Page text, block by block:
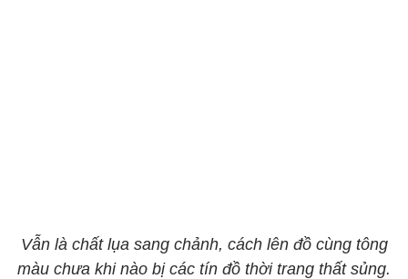
Vẫn là chất lụa sang chảnh, cách lên đồ cùng tông
màu chưa khi nào bị các tín đồ thời trang thất sủng.